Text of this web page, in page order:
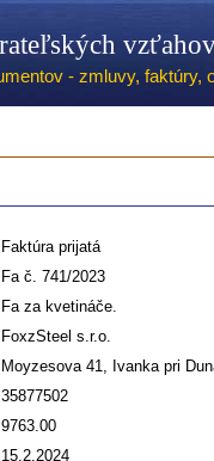
- zmluvy, faktúry,
Faktúra prijatá
Fa č. 741/2023
Fa za kvetináče.
FoxzSteel s.r.o.
Moyzesova 41, Ivanka pri
35877502
9763.00
15.2.2024